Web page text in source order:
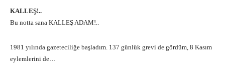
KALLEŞ!..
Bu notta sana KALLEŞ ADAM!..
1981 yılında gazeteciliğe başladım. 137 günlük grevi de gördüm, 8 Kasım
eylemlerini de…